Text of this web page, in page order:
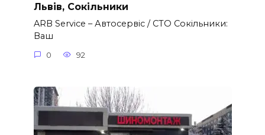
Львів, Сокільники
ARB Service – Автосервіс / СТО Сокільники:
Ваш
0 92